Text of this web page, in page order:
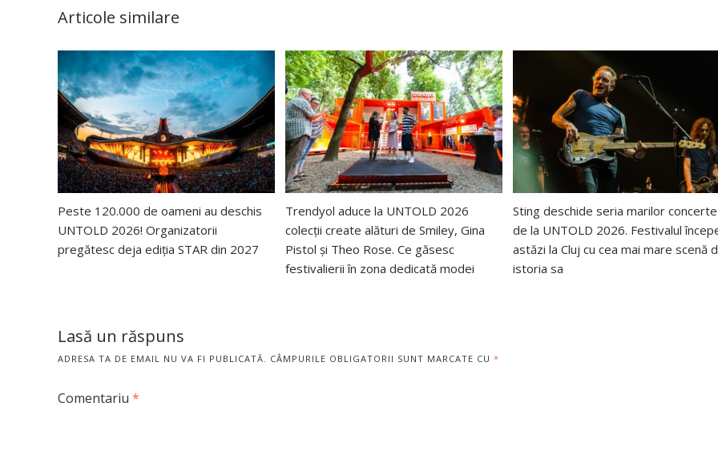
Articole similare
Peste 120.000 de oameni au deschis
UNTOLD 2026! Organizatorii
pregătesc deja ediția STAR din 2027
Trendyol aduce la UNTOLD 2026
colecții create alături de Smiley, Gina
Pistol și Theo Rose. Ce găsesc
festivalierii în zona dedicată modei
Sting deschide seria marilor concerte
de la UNTOLD 2026. Festivalul
astăzi la Cluj cu cea mai mare scenă
istoria sa
Lasă un răspuns
ADRESA TA DE EMAIL NU VA FI PUBLICATĂ. CÂMPURILE OBLIGATORII SUNT MARCATE CU *
Comentariu *